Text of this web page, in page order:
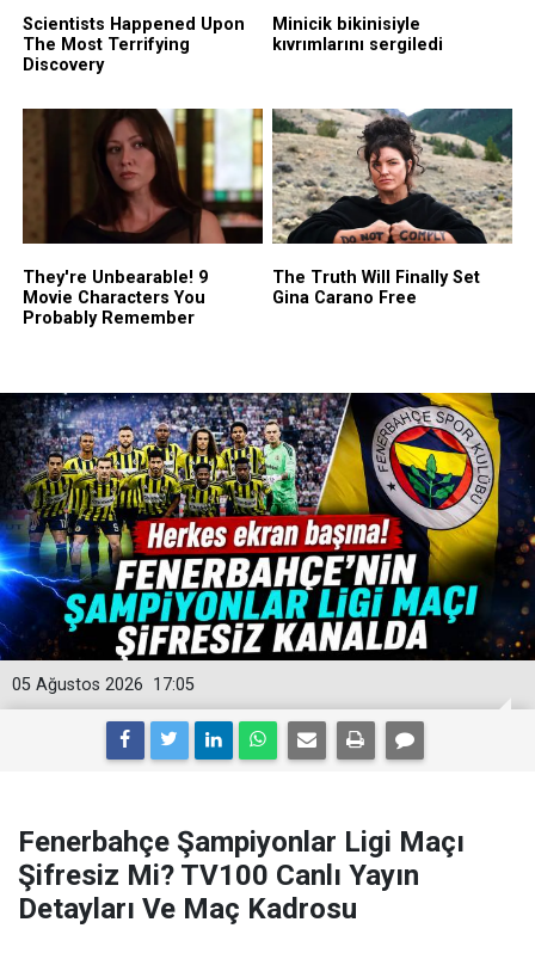
17:05
05 Ağustos 2026
Fenerbahçe Şampiyonlar Ligi Maçı
Şifresiz Mi? TV100 Canlı Yayın
Detayları Ve Maç Kadrosu